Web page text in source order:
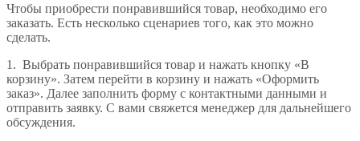
Чтобы приобрести понравившийся товар, необходимо его
заказать. Есть несколько сценариев того, как это можно
сделать.
1. Выбрать понравившийся товар и нажать кнопку «В
корзину». Затем перейти в корзину и нажать «Оформить
заказ». Далее заполнить форму с контактными данными и
отправить заявку. С вами свяжется менеджер для дальнейшего
обсуждения.